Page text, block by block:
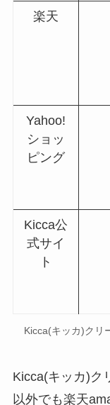
楽天
Yahoo!
ショッ
ピング
Kicca公
式サイ
ト
Kicca(キッカ)クリ
Kicca(キッカ)ク
以外でも楽天